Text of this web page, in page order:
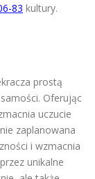
83 kultury.
prostą
Oferując
uczucie
zaplanowana
i wzmacnia
unikalne